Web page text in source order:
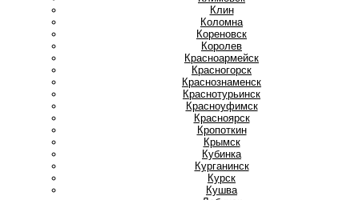
Клин
Коломна
Кореновск
Королев
Красноармейск
Красногорск
Краснознаменск
Краснотурьинск
Красноуфимск
Красноярск
Кропоткин
Крымск
Кубинка
Курганинск
Курск
Кушва